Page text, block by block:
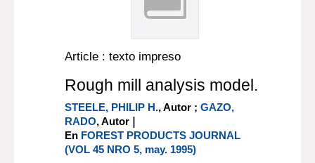
Article : texto impreso
Rough mill analysis model.
STEELE, PHILIP H., Autor ;GAZO,
RADO, Autor |
En FOREST PRODUCTS JOURNAL
(VOL 45 NRO 5, may. 1995)